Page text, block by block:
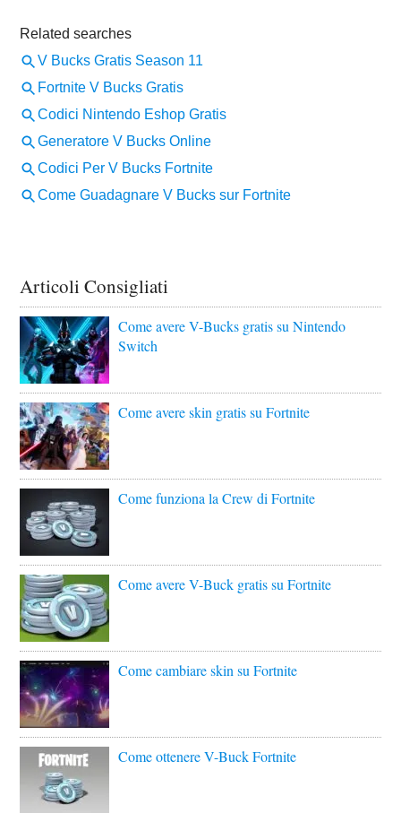
Articoli Consigliati
Come avere V-Bucks gratis su Nintendo
Switch
Come avere skin gratis su Fortnite
Come funziona la Crew di Fortnite
Come avere V-Buck gratis su Fortnite
Come cambiare skin su Fortnite
Come ottenere V-Buck Fortnite